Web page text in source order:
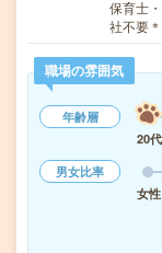
保育士
社不要
職場の雰囲気
年齢層
20代
男女比率
女性